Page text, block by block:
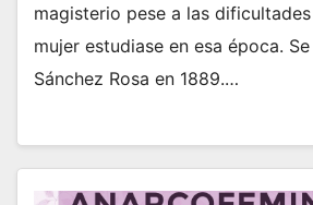
magisterio pese a las
mujer estudiase en esa época.
Sánchez Rosa en 1889.…